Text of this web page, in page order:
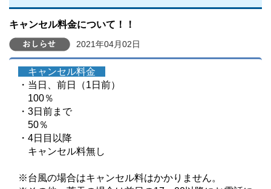
キャンセル料金について！！
2021年04月02日
キャンセル料金
・当日、前日（1日前）
100％
・3日前まで
50％
・4日目以降
キャンセル料無し
※台風の場合はキャンセル料はかかりません。